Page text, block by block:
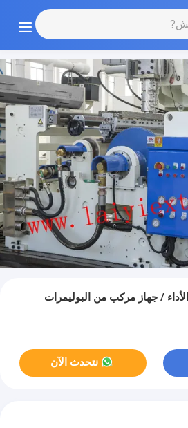
الأداء / جهاز مركب من البوليمرات
نتحدث الآن